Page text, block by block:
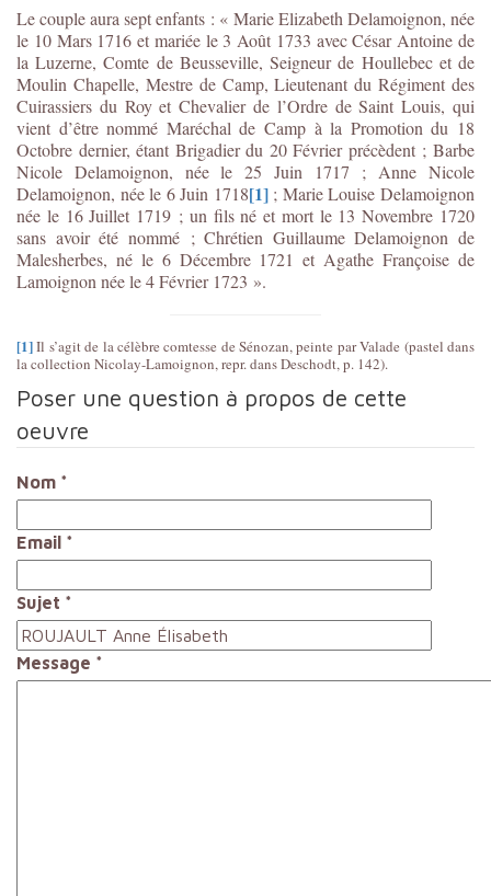
Le couple aura sept enfants : « Marie Elizabeth Delamoignon, née
le 10 Mars 1716 et mariée le 3 Août 1733 avec César Antoine de
la Luzerne, Comte de Beusseville, Seigneur de Houllebec et de
Moulin Chapelle, Mestre de Camp, Lieutenant du Régiment des
Cuirassiers du Roy et Chevalier de l’Ordre de Saint Louis, qui
vient d’être nommé Maréchal de Camp à la Promotion du 18
Octobre dernier, étant Brigadier du 20 Février précèdent ; Barbe
Nicole Delamoignon, née le 25 Juin 1717 ; Anne Nicole
Delamoignon, née le 6 Juin 1718[1]; Marie Louise Delamoignon
née le 16 Juillet 1719 ; un fils né et mort le 13 Novembre 1720
sans avoir été nommé ; Chrétien Guillaume Delamoignon de
Malesherbes, né le 6 Décembre 1721 et Agathe Françoise de
Lamoignon née le 4 Février 1723 ».
[1]Il s’agit de la célèbre comtesse de Sénozan, peinte par Valade (pastel dans
la collection Nicolay-Lamoignon, repr. dans Deschodt, p. 142).
Poser une question à propos de cette
oeuvre
Nom *
Email *
Sujet *
Message *